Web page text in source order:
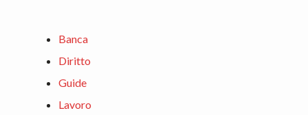
Banca
Diritto
Guide
Lavoro